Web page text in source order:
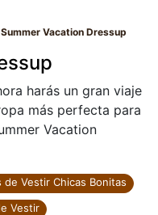
Summer Vacation Dressup
harás un gran viaje
más perfecta para
Vacation
de Vestir Chicas Bonitas
Vestir